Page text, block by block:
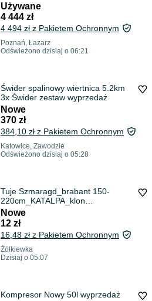
Używane
4 444 zł
4 494 zł z Pakietem Ochronnym
Poznań, Łazarz
Odświeżono dzisiaj o 06:21
Świder spalinowy wiertnica 5.2km
3x Świder zestaw wyprzedaż
Nowe
370 zł
384,10 zł z Pakietem Ochronnym
Katowice, Zawodzie
Odświeżono dzisiaj o 05:28
Tuje Szmaragd_brabant 150-
220cm_KATALPA_klon
globosum_LAUROWISNIA_wierzba
pleciona_hortensje
Nowe
12 zł
16,48 zł z Pakietem Ochronnym
Żółkiewka
Dzisiaj o 05:07
Kompresor Nowy 50l wyprzedaż